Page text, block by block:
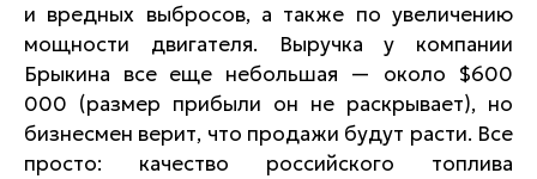
и вредных выбросов, а также по увеличению
мощности двигателя. Выручка у компании
Брыкина все еще небольшая — около $600
000 (размер прибыли он не раскрывает), но
бизнесмен верит, что продажи будут расти. Все
просто: качество российского топлива